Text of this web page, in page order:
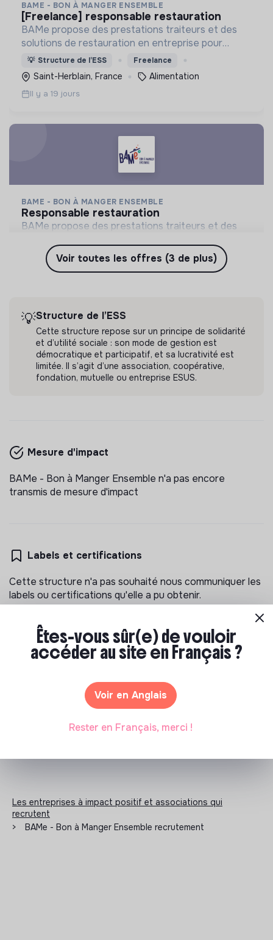
BAME - BON À MANGER ENSEMBLE
[freelance] responsable restauration
BAMe propose des prestations traiteurs et des
solutions de restauration en entreprise pour
favoriser l’insertion professionnelle et la transition
alimentaire.
💡 Structure de l’ESS Freelance
Saint-Herblain, France Alimentation
Il y a 19 jours
BAME - BON À MANGER ENSEMBLE
responsable restauration
BAMe propose des prestations traiteurs et des
favoriser l’insertion professionnelle et la transition
alimentaire.
Structure de l’ESS CDI
Saint-Herblain, France Alimentation
favoriser l’insertion professionnelle et la transition
💡 Structure de l’ESS
Il y a 5 mois
Voir toutes les offres (3 de plus)
💡Structure de l’ESS
Cette structure repose sur un principe de solidarité
et d’utilité sociale : son mode de gestion est
démocratique et participatif, et sa lucrativité est
limitée. Il s’agit d’une association, coopérative,
fondation, mutuelle ou entreprise ESUS.
Mesure d'impact
BAMe - Bon à Manger Ensemble n'a pas encore
transmis de mesure d'impact
Labels et certifications
Cette structure n'a pas souhaité nous communiquer les
labels ou certifications qu'elle a pu obtenir.
Documents
N'a pas encore communiqué de documents de
Les entreprises à impact positif et associations qui
recrutent
>
BAMe - Bon à Manger Ensemble recrutement
Êtes-vous sûr(e) de vouloir
accéder au site en Français ?
Voir en Anglais
Rester en Français, merci !